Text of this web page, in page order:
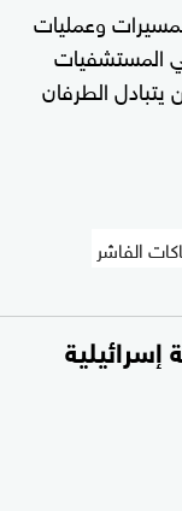
وعمليات
المستشفيات
يتبادل الطرفان
الفاشر